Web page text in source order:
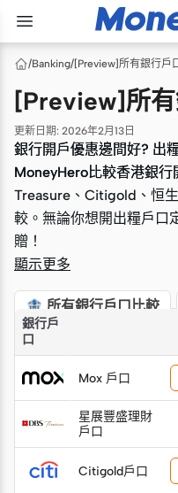
/Banking/[Preview]所有銀行戶
[Preview]所
更新日期: 2026年2月13日
銀行開戶優惠邊間好? 出
MoneyHero比較香港銀
Treasure、Citigold、恒
較。無論你想開出糧戶口
贈！
銀行開戶優惠邊間好? 出
MoneyHero比較香港銀
Treasure、Citigold、恒
較。無論你想開出糧戶口
贈！
顯示更多
🏦 所有銀行戶口比較
銀行戶
口
Mox 戶口
星展豐盛理財
戶口
Citigold戶口